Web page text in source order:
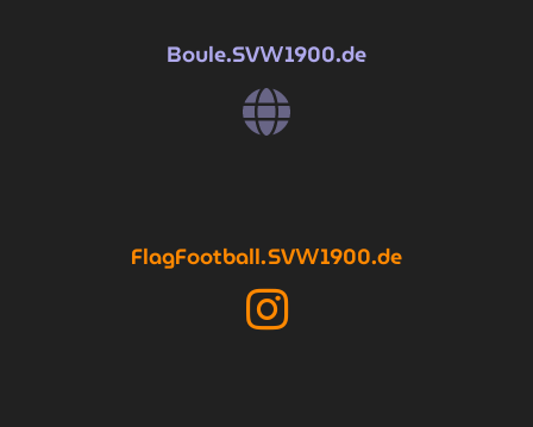
Boule.SVW1900.de
FlagFootball.SVW1900.de